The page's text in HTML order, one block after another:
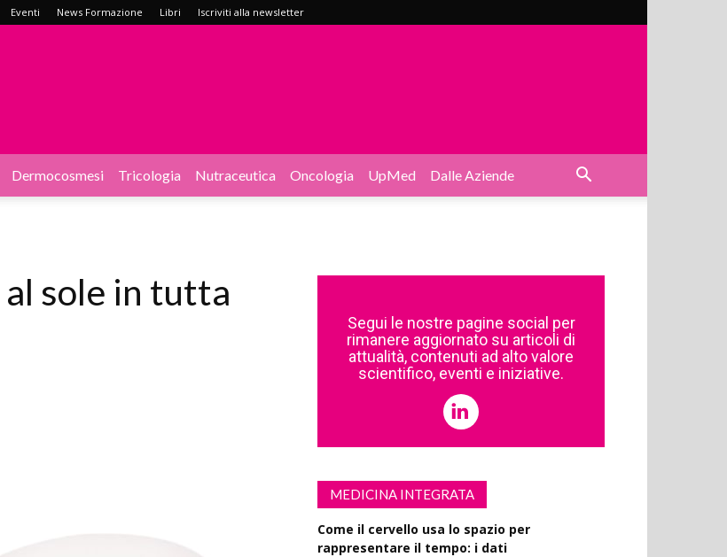
Eventi News Formazione Libri Iscriviti alla newsletter
Dermocosmesi Tricologia Nutraceutica Oncologia UpMed Dalle Aziende
sole in tutta
Segui le nostre pagine social per
rimanere aggiornato su articoli di
attualità, contenuti ad alto valore
scientifico, eventi e iniziative.
MEDICINA INTEGRATA
Come il cervello usa lo spazio per
rappresentare il tempo: i dati